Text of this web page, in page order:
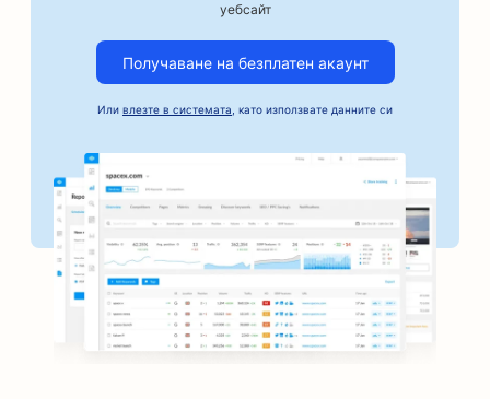
SEO оптимизация за автосервизи
SEO за автомобилни фирми
SEO оптимизация за услуги за поръчители
SEO за банки
SEO за пекарни
SEO за фризьорски салони
SEO оптимизация за барбекю стави
уебсайт
Получаване на безплатен акаунт
Или влезте в системата , като използвате данните си